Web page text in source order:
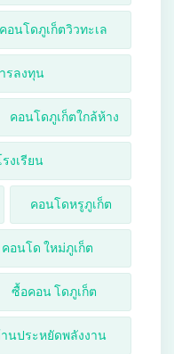
คอนโดภูเก็ตวิวทะเล
รลงทุน
คอนโดภูเก็ตใกล้ห้าง
งเรียน
คอนโดหรูภูเก็ต
คอนโด ใหม่ภูเก็ต
ซื้อคอน โดภูเก็ต
นประหยัดพลังงาน